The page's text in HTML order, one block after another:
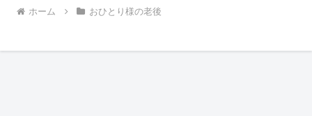
ホーム おひとり様の老後